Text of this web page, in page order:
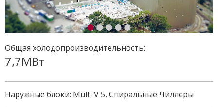
Общая холодопроизводительность:
7,7МВт
Наружные блоки: Multi V 5, Спиральные Чиллеры